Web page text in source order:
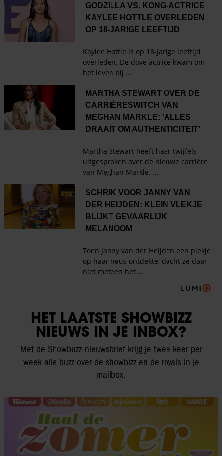
HET LAATSTE SHOWBIZZ
NIEUWS IN JE INBOX?
Met de Showbuzz-nieuwsbrief krijg je twee keer per
week alle buzz over de showbizz en de royals in je
mailbox.